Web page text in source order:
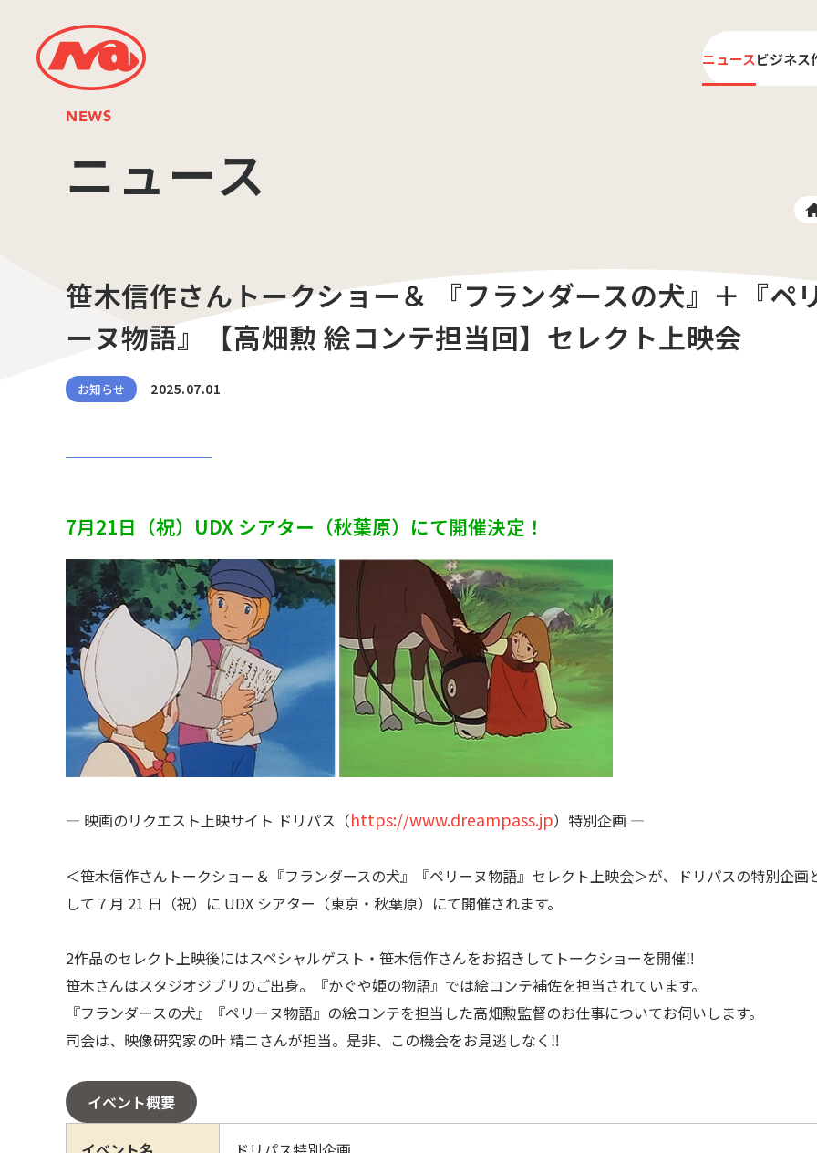
ニュースビジネス
NEWS
ニュース
笹木信作さんトークショー＆ 『フランダースの犬』＋『ペ
ーヌ物語』【高畑勲 絵コンテ担当回】セレクト上映会
お知らせ 2025.07.01
7月21日（祝）UDX シアター（秋葉原）にて開催決定！
― 映画のリクエスト上映サイト ドリパス（https://www.dreampass.jp）特別企画 ―
＜笹木信作さんトークショー＆『フランダースの犬』『ペリーヌ物語』セレクト上映会＞が、ドリパスの特別企画
して７月 21 日（祝）に UDX シアター（東京・秋葉原）にて開催されます。
2作品のセレクト上映後にはスペシャルゲスト・笹木信作さんをお招きしてトークショーを開催‼️
笹木さんはスタジオジブリのご出身。『かぐや姫の物語』では絵コンテ補佐を担当されています。
『フランダースの犬』『ペリーヌ物語』の絵コンテを担当した高畑勲監督のお仕事についてお伺いします。
司会は、映像研究家の叶 精ニさんが担当。是非、この機会をお見逃しなく‼️
イベント概要